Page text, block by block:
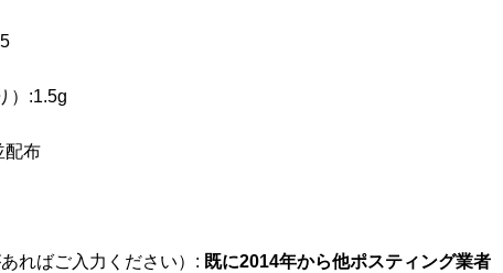
）:1.5g
配布
ればご入力ください）: 既に2014年から他ポスティング業者